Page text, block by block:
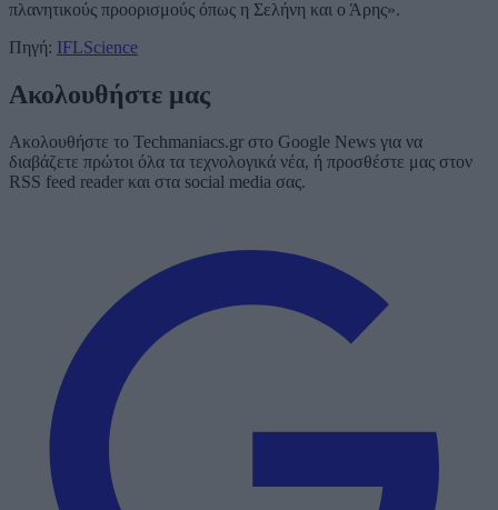
πλανητικούς προορισμούς όπως η Σελήνη και ο Άρης».
Πηγή: IFLScience
Ακολουθήστε μας
Ακολουθήστε το Techmaniacs.gr στο Google News για να
διαβάζετε πρώτοι όλα τα τεχνολογικά νέα, ή προσθέστε μας στον
RSS feed reader και στα social media σας.